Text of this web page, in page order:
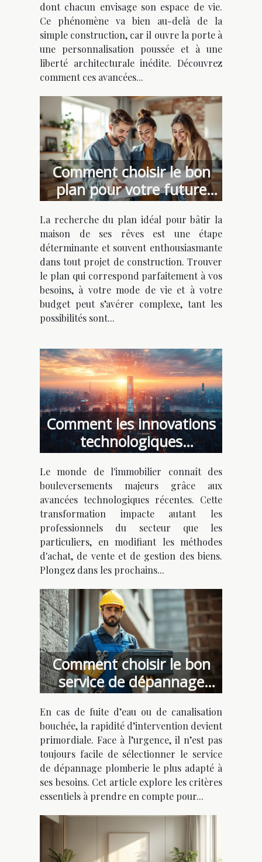
dont chacun envisage son espace de vie.
Ce phénomène va bien au-delà de la
simple construction, car il ouvre la porte à
une personnalisation poussée et à une
liberté architecturale inédite. Découvrez
comment ces avancées...
Comment choisir le bon
plan pour votre future
maison de rêve ?
La recherche du plan idéal pour bâtir la
maison de ses rêves est une étape
déterminante et souvent enthousiasmante
dans tout projet de construction. Trouver
le plan qui correspond parfaitement à vos
besoins, à votre mode de vie et à votre
budget peut s’avérer complexe, tant les
possibilités sont...
Comment les innovations
technologiques
transforment-elles
l'immobilier ?
Le monde de l'immobilier connaît des
bouleversements majeurs grâce aux
avancées technologiques récentes. Cette
transformation impacte autant les
professionnels du secteur que les
particuliers, en modifiant les méthodes
d'achat, de vente et de gestion des biens.
Plongez dans les prochains...
Comment choisir le bon
service de dépannage
plomberie urgent ?
En cas de fuite d’eau ou de canalisation
bouchée, la rapidité d’intervention devient
primordiale. Face à l’urgence, il n’est pas
toujours facile de sélectionner le service
de dépannage plomberie le plus adapté à
ses besoins. Cet article explore les critères
essentiels à prendre en compte pour...